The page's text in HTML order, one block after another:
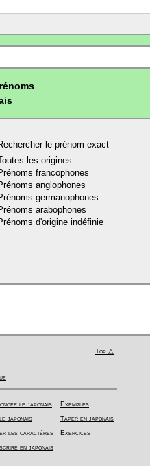
le prénom exact
les origines
francophones
anglophones
germanophones
arabophones
d'origine indéfinie
Top △
le japonais
japonais
les caractères
en japonais
Exemples
Taper en japonais
Exercices